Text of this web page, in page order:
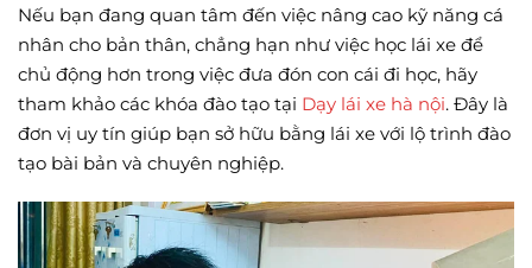
Nếu bạn đang quan tâm đến việc nâng cao kỹ năng cá
nhân cho bản thân, chẳng hạn như việc học lái xe để
chủ động hơn trong việc đưa đón con cái đi học, hãy
tham khảo các khóa đào tạo tại Dạy lái xe hà nội. Đây là
đơn vị uy tín giúp bạn sở hữu bằng lái xe với lộ trình đào
tạo bài bản và chuyên nghiệp.